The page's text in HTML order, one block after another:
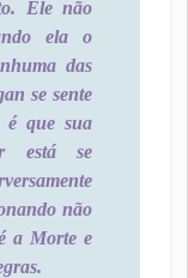
Ele não
ela o
das
se sente
é que sua
está se
não
a Morte e